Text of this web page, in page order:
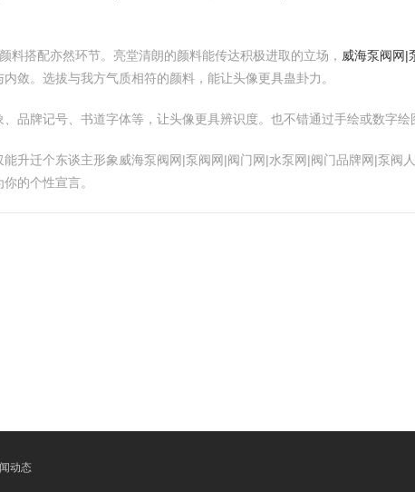
颜料搭配亦然环节。亮堂清朗的颜料能传达积极进取的立场， 威海泵阀网|
敛。选拔与我方气质相符的颜料，能让头像更具蛊卦力。
品牌记号、书道字体等，让头像更具辨识度。也不错通过手绘或数字绘
升迁个东谈主形象威海泵阀网|泵阀网|阀门网|水泵网|阀门品牌网|泵阀
的个性宣言。
动态